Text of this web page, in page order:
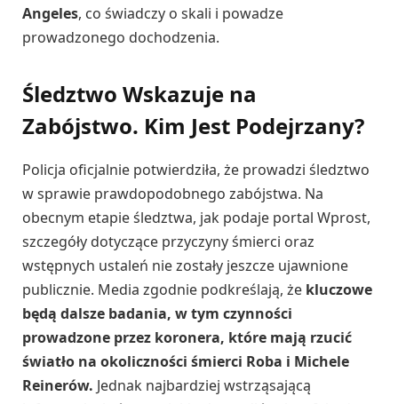
Angeles, co świadczy o skali i powadze
prowadzonego dochodzenia.
Śledztwo Wskazuje na
Zabójstwo. Kim Jest Podejrzany?
Policja oficjalnie potwierdziła, że prowadzi śledztwo
w sprawie prawdopodobnego zabójstwa. Na
obecnym etapie śledztwa, jak podaje portal Wprost,
szczegóły dotyczące przyczyny śmierci oraz
wstępnych ustaleń nie zostały jeszcze ujawnione
publicznie. Media zgodnie podkreślają, że kluczowe
będą dalsze badania, w tym czynności
prowadzone przez koronera, które mają rzucić
światło na okoliczności śmierci Roba i Michele
Reinerów. Jednak najbardziej wstrząsającą